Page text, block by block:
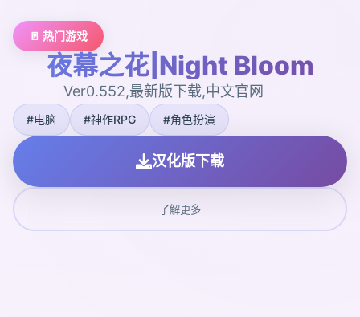
🚪 热门游戏
夜幕之花|Night Bloom
Ver0.552,最新版下载,中文官网
#电脑 #神作RPG #角色扮演
汉化版下载
了解更多